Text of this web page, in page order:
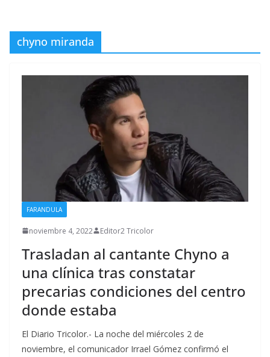
chyno miranda
FARANDULA
noviembre 4, 2022 Editor2 Tricolor
Trasladan al cantante Chyno a
una clínica tras constatar
precarias condiciones del centro
donde estaba
El Diario Tricolor.- La noche del miércoles 2 de
noviembre, el comunicador Irrael Gómez confirmó el